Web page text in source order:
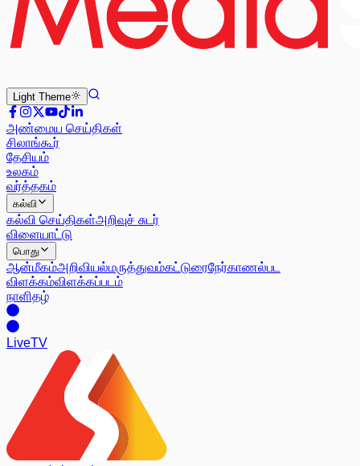
Light Theme
அண்மைய செய்திகள்
சிலாங்கூர்
தேசியம்
உலகம்
வர்த்தகம்
கல்வி
கல்வி செய்திகள்அறிவுச் சுடர்
விளையாட்டு
பொது
ஆன்மீகம்அறிவியல்மருத்துவம்கட்டுரைநேர்காணல்பட
விளக்கம்விளக்கப்படம்
நாளிதழ்
LiveTV